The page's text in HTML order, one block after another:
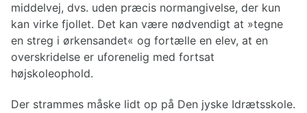
middelvej, dvs. uden præcis normangivelse, der kun
kan virke fjollet. Det kan være nødvendigt at »tegne
en streg i ørkensandet« og fortælle en elev, at en
overskridelse er uforenelig med fortsat
højskoleophold.
Der strammes måske lidt op på Den jyske Idrætsskole.